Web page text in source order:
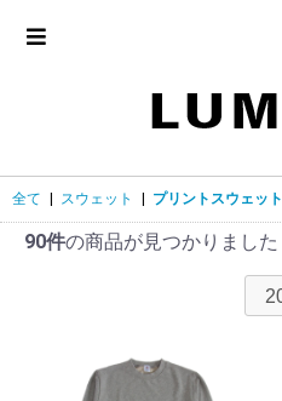
全て スウェット プリントスウェット
90件の商品が見つかりました